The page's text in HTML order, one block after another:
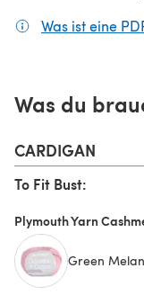
Was ist eine
Was du
CARDIGAN
To Fit Bust:
Plymouth Yarn
Green